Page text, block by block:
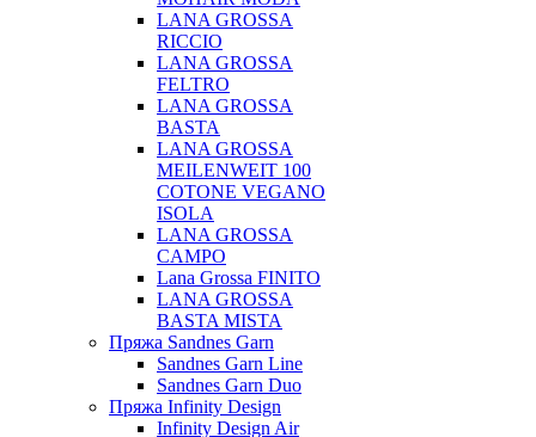
LANA GROSSA
RICCIO
LANA GROSSA
FELTRO
LANA GROSSA
BASTA
LANA GROSSA
MEILENWEIT 100
COTONE VEGANO
ISOLA
LANA GROSSA
CAMPO
Lana Grossa FINITO
LANA GROSSA
BASTA MISTA
Пряжа Sandnes Garn
Sandnes Garn Line
Sandnes Garn Duo
Пряжа Infinity Design
Infinity Design Air